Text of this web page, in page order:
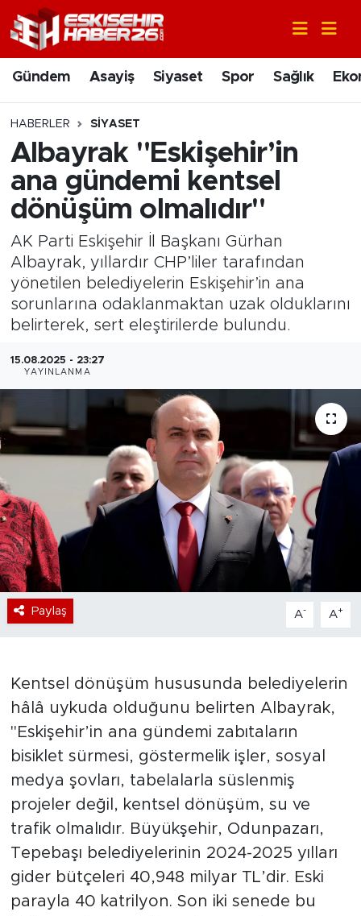
Gündem Asayiş Siyaset Spor Sağlık
HABERLER SIYASET
Albayrak "Eskişehir’in
ana gündemi kentsel
dönüşüm olmalıdır"
AK Parti Eskişehir İl Başkanı Gürhan
Albayrak, yıllardır CHP’liler tarafından
yönetilen belediyelerin Eskişehir’in ana
sorunlarına odaklanmaktan uzak olduklarını
belirterek, sert eleştirilerde bulundu.
15.08.2025 - 23:27
YAYINLANMA
Paylaş A- A+
Kentsel dönüşüm hususunda belediyelerin
hâlâ uykuda olduğunu belirten Albayrak,
"Eskişehir’in ana gündemi zabıtaların
bisiklet sürmesi, göstermelik işler, sosyal
medya şovları, tabelalarla süslenmiş
projeler değil, kentsel dönüşüm, su ve
trafik olmalıdır. Büyükşehir, Odunpazarı,
Tepebaşı belediyelerinin 2024-2025 yılları
gider bütçeleri 40,948 milyar TL’dir. Eski
parayla 40 katrilyon. Son iki senede bu
Gündem
Asayiş
Spor
Sağlık
Ekonomi
Eğitim
Bölge
Teknoloji
Dünya
Sektör
Nöbetçi Eczaneler
Hava Durumu
Trafik Durumu
Süper Lig Puan Durumu ve Fikstür
Tüm Manşetler
Son Dakika Haberleri
Haber Arşivi